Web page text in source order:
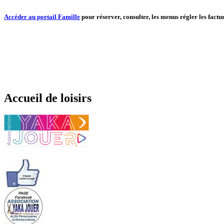
Accéder au portail Famille pour réserver, consulter, les menus régler les
Accueil de loisirs